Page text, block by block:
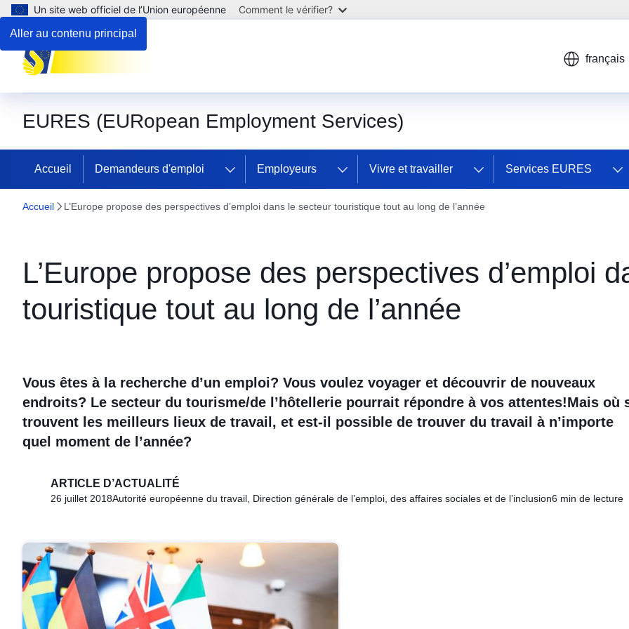
Aller au contenu principal
Un site web officiel de l’Union européenne Comment le vérifier?
français
EURES (EURopean Employment Services)
Accueil Demandeurs d'emploi Employeurs Vivre et travailler Services EURES
Accueil L’Europe propose des perspectives d’emploi dans le secteur touristique tout au long de l’année
L’Europe propose des perspectives d’emploi
touristique tout au long de l’année
Vous êtes à la recherche d’un emploi? Vous voulez voyager et découvrir de nouveaux
endroits? Le secteur du tourisme/de l’hôtellerie pourrait répondre à vos attentes!Mais où
trouvent les meilleurs lieux de travail, et est-il possible de trouver du travail à n’importe
quel moment de l’année?
ARTICLE D’ACTUALITÉ
26 juillet 2018Autorité européenne du travail, Direction générale de l’emploi, des affaires sociales et de l’inclusion6 min de lecture